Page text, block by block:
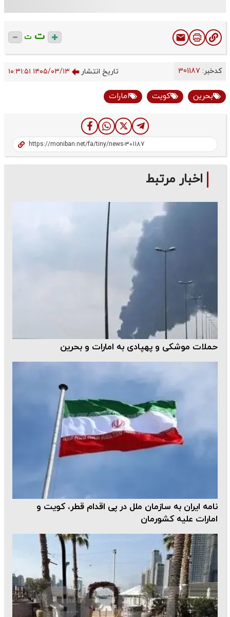
ت ت
کدخبر: تاریخ انتشار ۱۴۰۵/۰۳/۱۳ ۱۰:۳۱:۵۱
بحرین کویت امارات
اخبار مرتبط
حملات موشکی و پهپادی به امارات و بحرین
نامه ایران به سازمان ملل در پی اقدام قطر، کویت و
امارات علیه کشورمان